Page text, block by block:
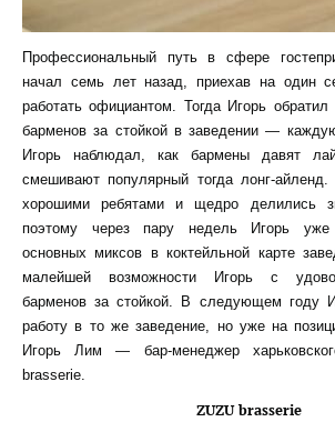
Профессиональный путь в сфере
начал семь лет назад, приехав на один
работать официантом. Тогда Игорь
барменов за стойкой в заведении —
Игорь наблюдал, как бармены давят
смешивают популярный тогда лонг-
хорошими ребятами и щедро делились
поэтому через пару недель Игорь уже
основных миксов в коктейльной карте
малейшей возможности Игорь с
барменов за стойкой. В следующем году
работу в то же заведение, но уже на
Игорь Лим — бар-менеджер
brasserie.
ZUZU brasserie